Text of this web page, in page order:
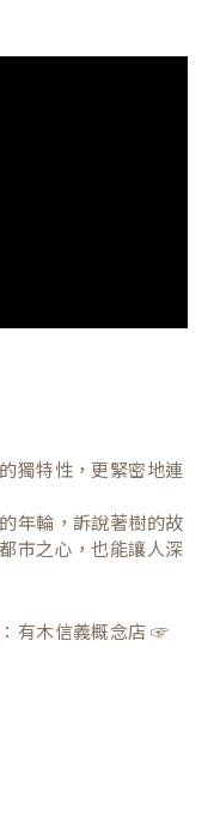
獨特性，更緊密地連
年輪，訴說著樹的故
市之心，也能讓人深
有木信義概念店 ☞